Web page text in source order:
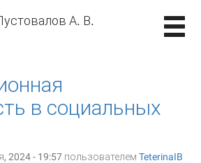
А. В.
в социальных
2024 - 19:57 пользователем TeterinaIB